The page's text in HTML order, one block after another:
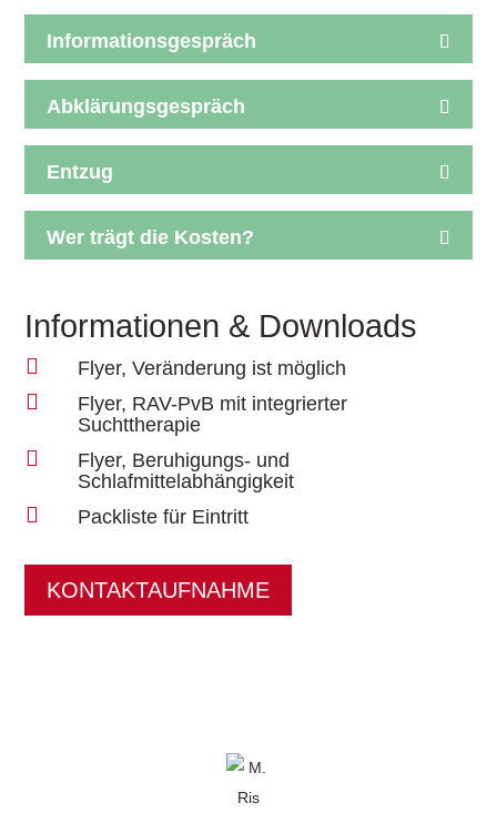
Informationsgespräch
Abklärungsgespräch
Entzug
Wer trägt die Kosten?
Informationen & Downloads
 Flyer, Veränderung ist möglich

Flyer, RAV-PvB mit integrierter
Suchttherapie

Flyer, Beruhigungs- und
Schlafmittelabhängigkeit
 Packliste für Eintritt
KONTAKTAUFNAHME